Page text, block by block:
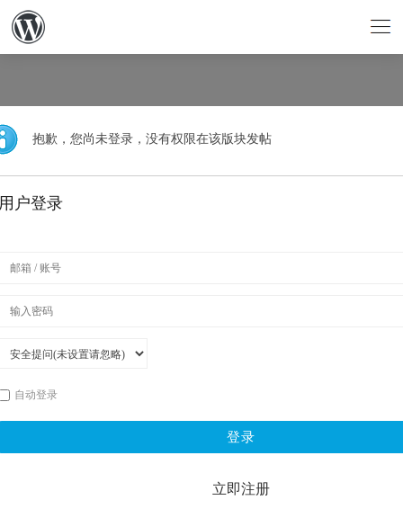
抱歉，您尚未登录，没有权限在该版块发帖
户登录
自动登录
登录
立即注册